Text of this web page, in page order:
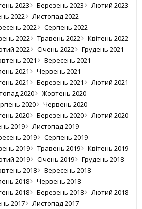
2023 Березень 2023
Лютий 2023
2022
Листопад 2022
2022
Серпень 2022
2022 Травень 2022
Квітень 2022
2022 Січень 2022
Грудень 2021
2021
Вересень 2021
2021
Червень 2021
2021 Березень 2021
Лютий 2021
2020
Жовтень 2020
2020
Червень 2020
2020 Березень 2020
Лютий 2020
2019
Листопад 2019
2019
Серпень 2019
2019 Травень 2019
Квітень 2019
2019 Січень 2019
Грудень 2018
2018
Вересень 2018
2018
Червень 2018
2018 Березень 2018
Лютий 2018
2017
Листопад 2017